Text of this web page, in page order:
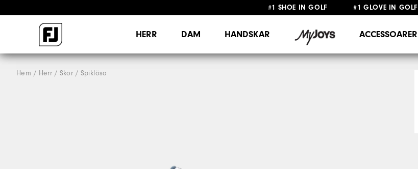
#1 SHOE IN GOLF #1 GLOVE IN GOLF
HERR DAM HANDSKAR ACCESSOARER
Hem Herr Skor Spiklösa